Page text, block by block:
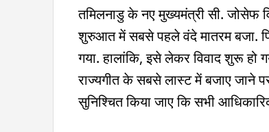
तमिलनाडु के नए मुख्यमंत्री सी. जोसेफ
शुरुआत में सबसे पहले वंदे मातरम बजा.
गया. हालांकि, इसे लेकर विवाद शुरू हो
राज्यगीत के सबसे लास्ट में बजाए जाने
सुनिश्चित किया जाए कि सभी